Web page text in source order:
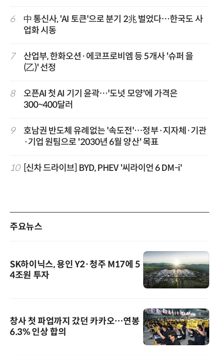
6
中 통신사, 'AI 토큰'으로 분기 2兆 벌었다…한국도 사
업화 시동
7
산업부, 한화오션·에코프로비엠 등 5개사 '슈퍼 을
(乙)' 선정
8
오픈AI 첫 AI 기기 윤곽…'도넛 모양'에 가격은
300~400달러
9
호남권 반도체 유례없는 '속도전'…정부·지자체·기관
·기업 원팀으로 '2030년 6월 양산' 목표
10 [신차 드라이브] BYD, PHEV '씨라이언 6 DM-i'
주요뉴스
SK하이닉스, 용인 Y2·청주 M17에 5
4조원 투자
창사 첫 파업까지 갔던 카카오…연봉
6.3% 인상 합의